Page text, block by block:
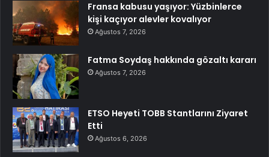
Fransa kabusu yaşıyor: Yüzbinlerce
kişi kaçıyor alevler kovalıyor
Ağustos 7, 2026
Fatma Soydaş hakkında gözaltı kararı
Ağustos 7, 2026
ETSO Heyeti TOBB Stantlarını Ziyaret
Etti
Ağustos 6, 2026